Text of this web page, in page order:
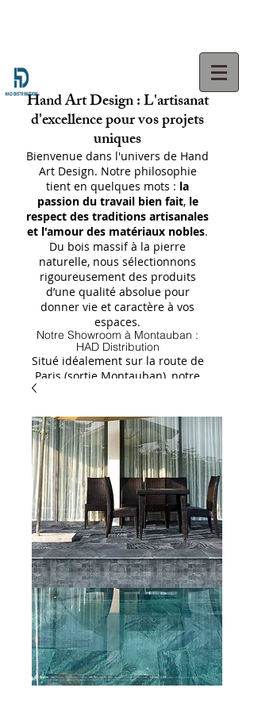
Hand Art Design : L'artisanat
d'excellence pour vos projets
uniques
Bienvenue dans l'univers de Hand
Art Design. Notre philosophie
tient en quelques mots : la
passion du travail bien fait, le
respect des traditions artisanales
et l'amour des matériaux nobles.
Du bois massif à la pierre
naturelle, nous sélectionnons
rigoureusement des produits
d’une qualité absolue pour
donner vie et caractère à vos
espaces.
Notre Showroom à Montauban :
HAD Distribution
Situé idéalement sur la route de
Paris (sortie Montauban), notre
showroom HAD Distribution est
vous soyez un particulier ou un
professionnel, venez découvrir
notre large gamme dédiée à
l'aménagement et à la décoration
L'excellence pour vos
extérieurs & piscines :
Spécialistes des habillages
extérieurs, nous vous proposons
un large choix de dallages et de
margelles de piscine. Succombez
notamment au charme exotique
du célèbre carreau de Bali,
disponible en stock !
Solutions céramiques &
carrelages : Découvrez notre
sélection de grès cérame (idéal
pour une pose sur plots ou sur lit